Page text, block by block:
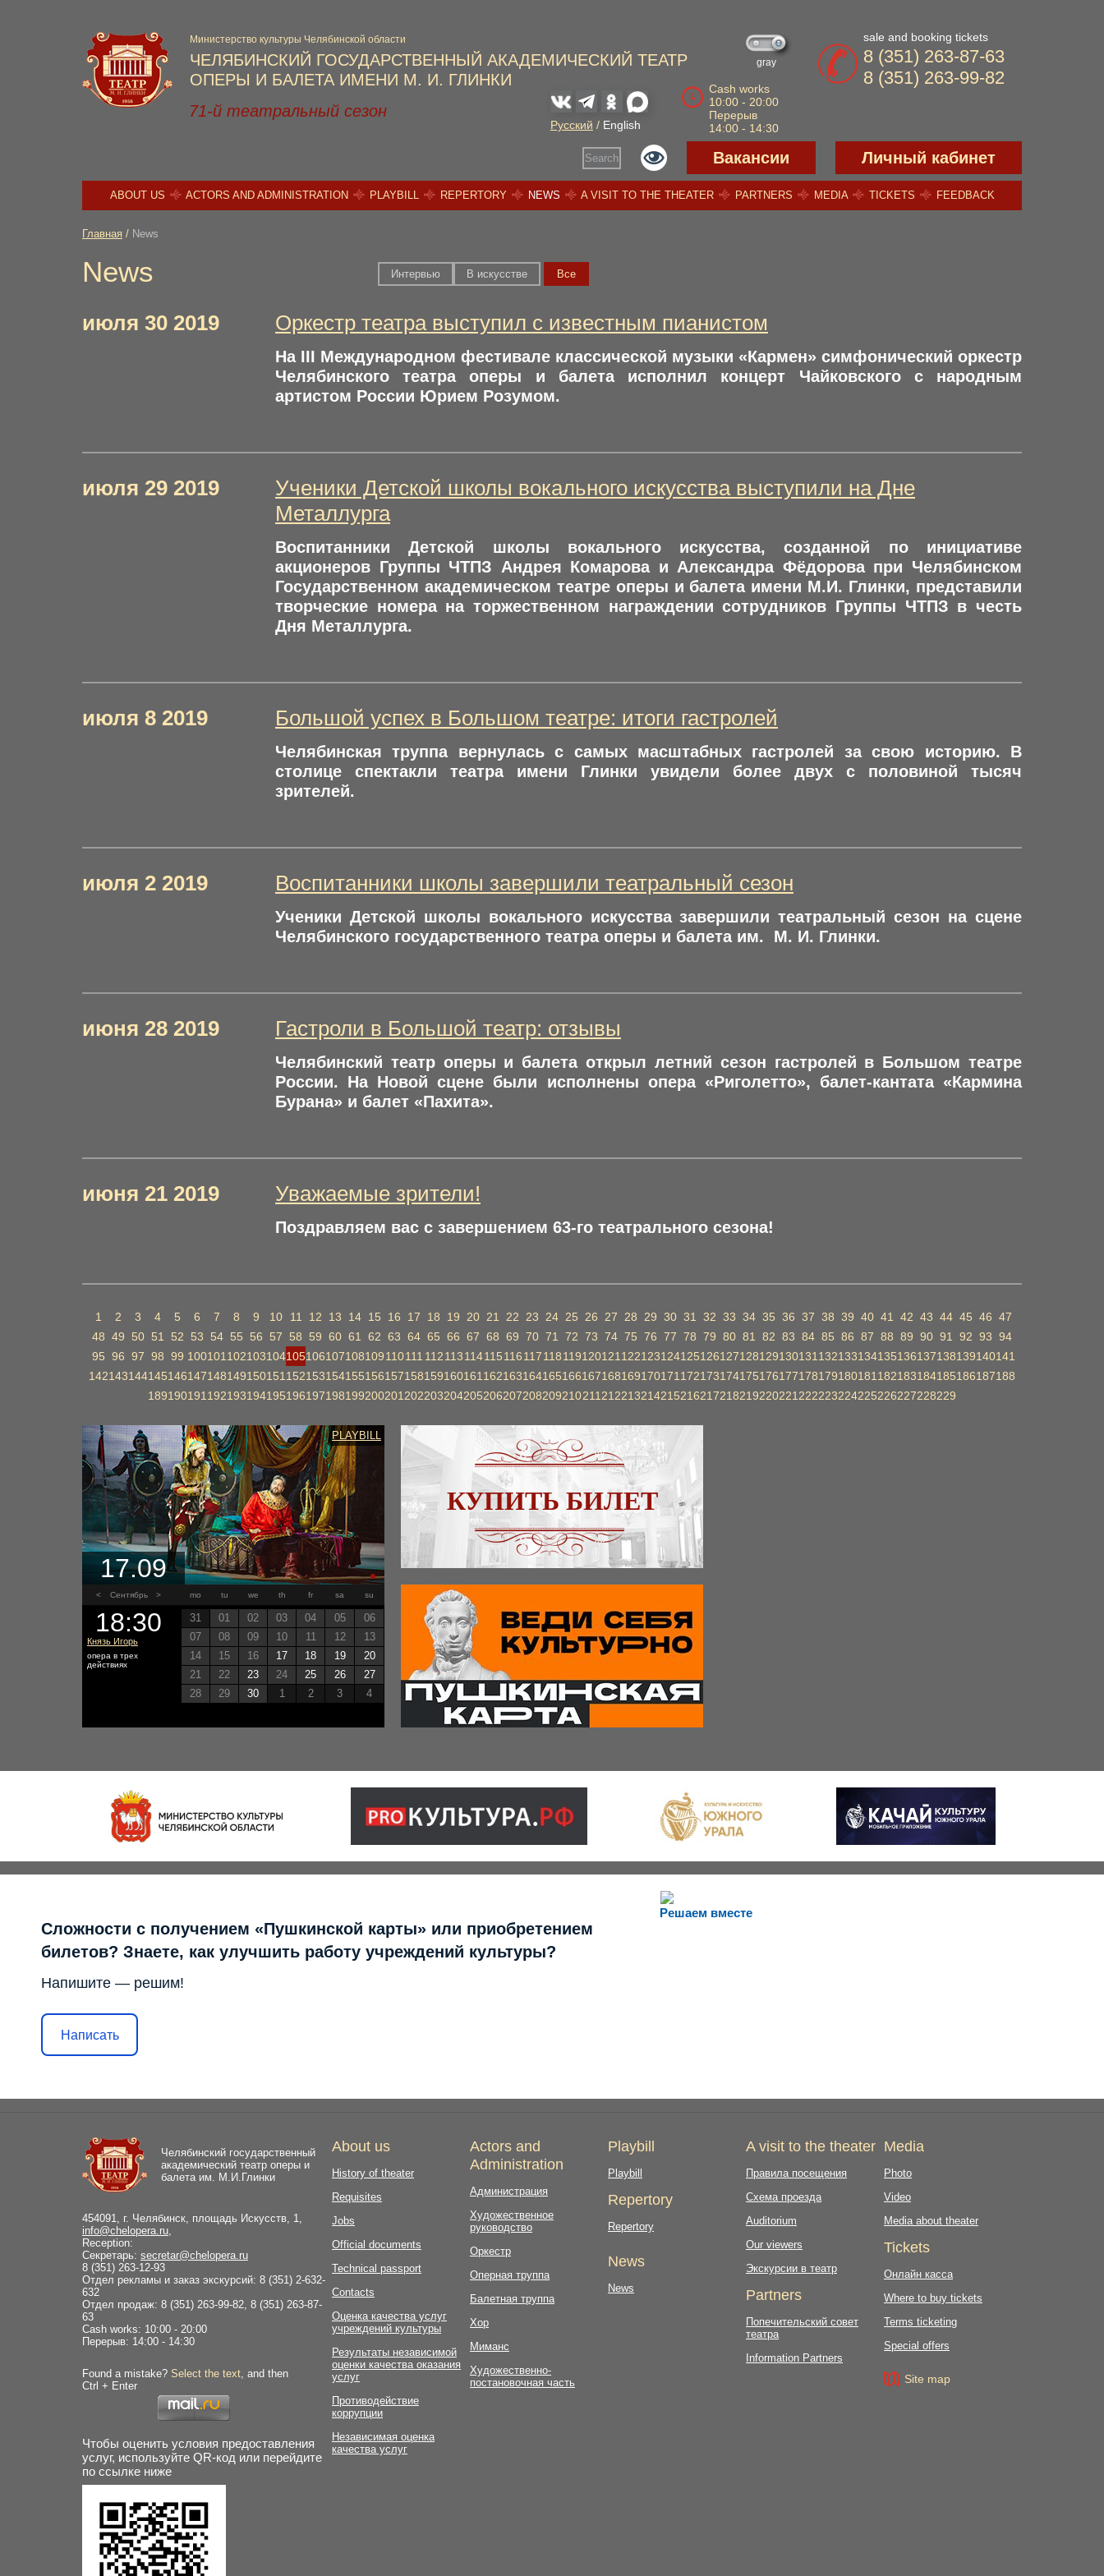
ЧЕЛЯБИНСКИЙ ГОСУДАРСТВЕННЫЙ АКАДЕМИЧЕСКИЙ ТЕАТР
ОПЕРЫ И БАЛЕТА ИМЕНИ М. И. ГЛИНКИ
Министерство культуры Челябинской области
gray
Cash works
10:00 - 20:00
Перерыв
14:00 - 14:30
Русский / English
sale and booking tickets
8 (351) 263-87-63
8 (351) 263-99-82
71-й театральный сезон
Search Вакансии Личный кабинет
ABOUT US ACTORS AND ADMINISTRATION PLAYBILL REPERTORY NEWS A VISIT TO THE THEATER PARTNERS MEDIA TICKETS FEEDBACK
Главная / News
News Интервью В искусстве Вce
июля 30 2019 Оркестр театра выступил с известным пианистом
На III Международном фестивале классической музыки «Кармен» симфонический оркестр
Челябинского театра оперы и балета исполнил концерт Чайковского с народным
артистом России Юрием Розумом.
июля 29 2019
Ученики Детской школы вокального искусства выступили на Дне
Металлурга
Воспитанники Детской школы вокального искусства, созданной по инициативе
акционеров Группы ЧТПЗ Андрея Комарова и Александра Фёдорова при Челябинском
Государственном академическом театре оперы и балета имени М.И. Глинки, представили
творческие номера на торжественном награждении сотрудников Группы ЧТПЗ в честь
Дня Металлурга.
июля 8 2019 Большой успех в Большом театре: итоги гастролей
Челябинская труппа вернулась с самых масштабных гастролей за свою историю. В
столице спектакли театра имени Глинки увидели более двух с половиной тысяч
зрителей.
июля 2 2019 Воспитанники школы завершили театральный сезон
Ученики Детской школы вокального искусства завершили театральный сезон на сцене
Челябинского государственного театра оперы и балета им. М. И. Глинки.
июня 28 2019 Гастроли в Большой театр: отзывы
Челябинский театр оперы и балета открыл летний сезон гастролей в Большом театре
России. На Новой сцене были исполнены опера «Риголетто», балет-кантата «Кармина
Бурана» и балет «Пахита».
июня 21 2019 Уважаемые зрители!
Поздравляем вас с завершением 63-го театрального сезона!
1 2 3 4 5 6 7 8 9 10 11 12 13 14 15 16 17 18 19 20 21 22 23 24 25 26 27 28 29 30 31 32 33 34 35 36 37 38 39 40 41 42 43 44 45 46 47
48 49 50 51 52 53 54 55 56 57 58 59 60 61 62 63 64 65 66 67 68 69 70 71 72 73 74 75 76 77 78 79 80 81 82 83 84 85 86 87 88 89 90 91 92 93 94
95 96 97 98 99 100101 102103104105106107108109110111 112113114115116117118119120121 122123124125126127128129130131 132133134135136137138139140141
142143144145146147148149150151 152153154155156157158159160161 162163164165166167168169170171 172173174175176177178179180181 182183184185186187188
189190191 192193194195196197198199200201 202203204205206207208209210211 212213214215216217218219220221 222223224225226227228229
PLAYBILL
< Сентябрь > mo tu we th fr sa su
31 01 02 03 04 05
06
07
08 09 10 11 12
13
14
15 16 17 18 19
20
21
22 23 24 25 26
27
28
29 30 1 2 3 4
17.09
18:30
Князь Игорь
опера в трех
действиях
КУПИТЬ БИЛЕТ
Решаем вместе
Сложности с получением «Пушкинской карты» или приобретением
билетов? Знаете, как улучшить работу учреждений культуры?
Напишите — решим!
Написать
Челябинский государственный
академический театр оперы и
балета им. М.И.Глинки
454091, г. Челябинск, площадь Искусств, 1,
info@chelopera.ru,
Reception:
Секретарь: secretar@chelopera.ru
8 (351) 263-12-93
Отдел рекламы и заказ экскурсий: 8 (351) 2-632-
632
Отдел продаж: 8 (351) 263-99-82, 8 (351) 263-87-
63
Cash works: 10:00 - 20:00
Перерыв: 14:00 - 14:30
Found a mistake? Select the text, and then
Ctrl + Enter
Чтобы оценить условия предоставления
услуг, используйте QR-код или перейдите
по ссылке ниже
About us
History of theater
Requisites
Jobs
Official documents
Technical passport
Contacts
Оценка качества услуг
учреждений культуры
Результаты независимой
оценки качества оказания
услуг
Противодействие
коррупции
Независимая оценка
качества услуг
Actors and
Administration
Администрация
Художественное
руководство
Оркестр
Оперная труппа
Балетная труппа
Хор
Миманс
Художественно-
постановочная часть
Playbill
Playbill
Repertory
Repertory
News
News
A visit to the theater
Правила посещения
Схема проезда
Auditorium
Our viewers
Экскурсии в театр
Partners
Попечительский совет
театра
Information Partners
Media
Photo
Video
Media about theater
Tickets
Онлайн касса
Where to buy tickets
Terms ticketing
Special offers
Site map